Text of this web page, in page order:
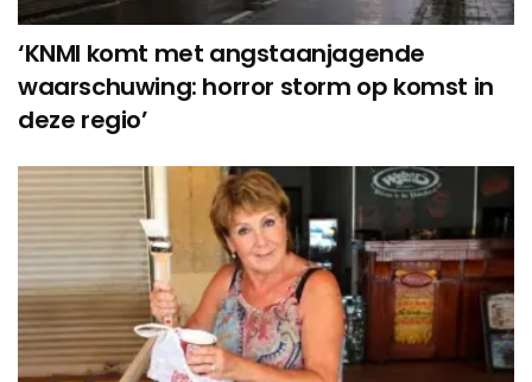
‘KNMI komt met angstaanjagende
waarschuwing: horror storm op komst in
deze regio’